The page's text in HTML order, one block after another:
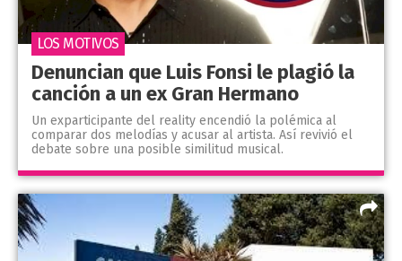
Denuncian que Luis Fonsi le plagió la
canción a un ex Gran Hermano
Un exparticipante del reality encendió la polémica al
comparar dos melodías y acusar al artista. Así revivió el
debate sobre una posible similitud musical.
LOS MOTIVOS